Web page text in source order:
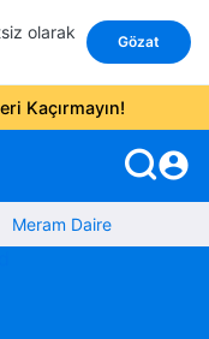
olarak
Gözat
Kaçırmayın!
account_circle
Meram Daire